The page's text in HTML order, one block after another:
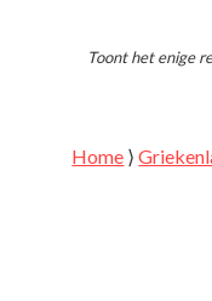
Toont het enige
Home ⟩